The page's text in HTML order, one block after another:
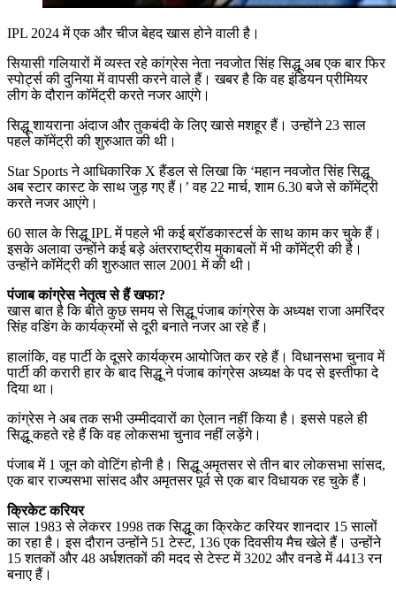
IPL 2024 में एक और चीज बेहद खास होने वाली है।
सियासी गलियारों में व्यस्त रहे कांग्रेस नेता नवजोत सिंह सिद्धू अब एक बार फिर
स्पोर्ट्स की दुनिया में वापसी करने वाले हैं। खबर है कि वह इंडियन प्रीमियर
लीग के दौरान कॉमेंट्री करते नजर आएंगे।
सिद्धू शायराना अंदाज और तुकबंदी के लिए खासे मशहूर हैं। उन्होंने 23 साल
पहले कॉमेंट्री की शुरुआत की थी।
Star Sports ने आधिकारिक X हैंडल से लिखा कि ‘महान नवजोत सिंह सिद्धू
अब स्टार कास्ट के साथ जुड़ गए हैं।’ वह 22 मार्च, शाम 6.30 बजे से कॉमेंट्री
करते नजर आएंगे।
60 साल के सिद्धू IPL में पहले भी कई ब्रॉडकास्टर्स के साथ काम कर चुके हैं।
इसके अलावा उन्होंने कई बड़े अंतरराष्ट्रीय मुकाबलों में भी कॉमेंट्री की है।
उन्होंने कॉमेंट्री की शुरुआत साल 2001 में की थी।
पंजाब कांग्रेस नेतृत्व से हैं खफा?
खास बात है कि बीते कुछ समय से सिद्धू पंजाब कांग्रेस के अध्यक्ष राजा अमरिंदर
सिंह वडिंग के कार्यक्रमों से दूरी बनाते नजर आ रहे हैं।
हालांकि, वह पार्टी के दूसरे कार्यक्रम आयोजित कर रहे हैं। विधानसभा चुनाव में
पार्टी की करारी हार के बाद सिद्धू ने पंजाब कांग्रेस अध्यक्ष के पद से इस्तीफा दे
दिया था।
कांग्रेस ने अब तक सभी उम्मीदवारों का ऐलान नहीं किया है। इससे पहले ही
सिद्धू कहते रहे हैं कि वह लोकसभा चुनाव नहीं लड़ेंगे।
पंजाब में 1 जून को वोटिंग होनी है। सिद्धू अमृतसर से तीन बार लोकसभा सांसद,
एक बार राज्यसभा सांसद और अमृतसर पूर्व से एक बार विधायक रह चुके हैं।
क्रिकेट करियर
साल 1983 से लेकरर 1998 तक सिद्धू का क्रिकेट करियर शानदार 15 सालों
का रहा है। इस दौरान उन्होंने 51 टेस्ट, 136 एक दिवसीय मैच खेले हैं। उन्होंने
15 शतकों और 48 अर्धशतकों की मदद से टेस्ट में 3202 और वनडे में 4413 रन
बनाए हैं।